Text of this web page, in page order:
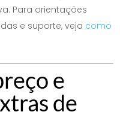
Para orientações
e suporte, veja como
e
de